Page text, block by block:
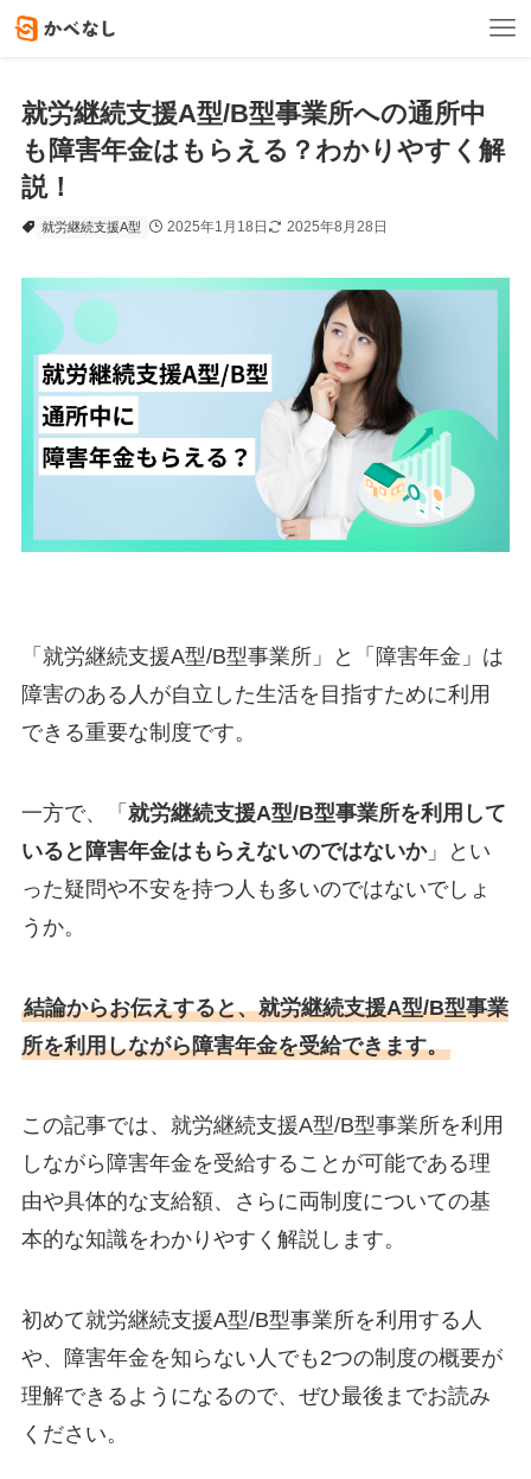
就労継続支援A型/B型事業所への通所中
も障害年金はもらえる？わかりやすく解
説！
就労継続支援A型 2025年1月18日 2025年8月28日
「就労継続支援A型/B型事業所」と「障害年金」は
障害のある人が自立した生活を目指すために利用
できる重要な制度です。
一方で、「 就労継続支援A型/B型事業所を利用して
いると障害年金はもらえないのではないか」とい
った疑問や不安を持つ人も多いのではないでしょ
うか。
結論からお伝えすると、就労継続支援A型/B型事業
所を利用しながら障害年金を受給できます。
この記事では、就労継続支援A型/B型事業所を利用
しながら障害年金を受給することが可能である理
由や具体的な支給額、さらに両制度についての基
本的な知識をわかりやすく解説します。
初めて就労継続支援A型/B型事業所を利用する人
や、障害年金を知らない人でも2つの制度の概要が
理解できるようになるので、ぜひ最後までお読み
ください。